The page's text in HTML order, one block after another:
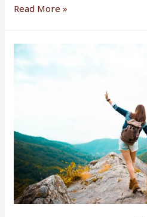
Interjú
Kamor
és
Helka
Körök
csúcstartójával
–
Read More »